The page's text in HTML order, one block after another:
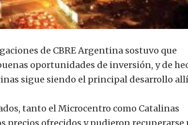
de CBRE Argentina sostuvo que
oportunidades de inversión, y de
sigue siendo el principal desarrollo
tanto el Microcentro como Catalinas
ofrecidos y pudieron recuperarse